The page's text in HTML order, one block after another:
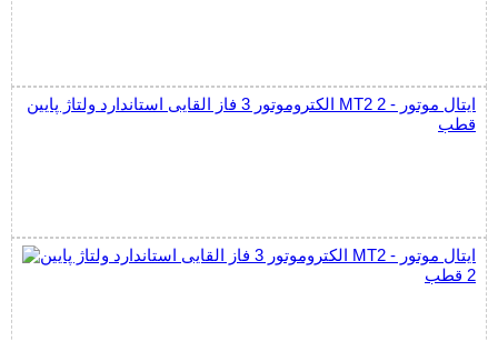
الکتروموتور 3 فاز القایی استاندارد ولتاژ پایین MT2 ایتال موتور - 2
قطب